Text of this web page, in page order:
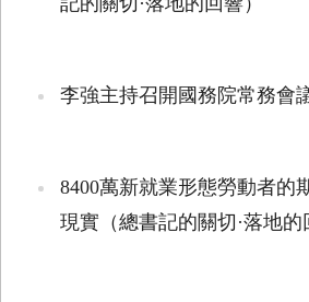
李強主持召開國務院常務會
8400萬新就業形態勞動者的
現實（總書記的關切·落地的